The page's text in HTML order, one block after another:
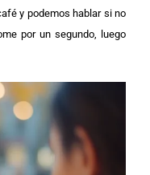
y podemos hablar si no
por un segundo, luego